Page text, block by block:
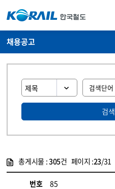
채용공고
검색
총게시물 :305건 페이지 :23/31
번호
85